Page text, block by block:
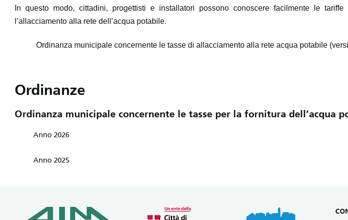
In questo modo, cittadini, progettisti e installatori possono conoscere facilmente le
l’allacciamento alla rete dell’acqua potabile.
Ordinanza municipale concernente le tasse di allacciamento alla rete acqua potabile
Ordinanze
Ordinanza municipale concernente le tasse per la fornitura dell’acqua
Anno 2026
Anno 2025